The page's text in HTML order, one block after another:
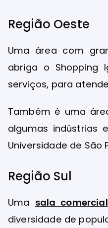
Região Oeste
Uma área com
abriga o Shopping
serviços, para
Também é uma
algumas indústrias
Universidade de São
Região Sul
Uma sala comercial
diversidade de